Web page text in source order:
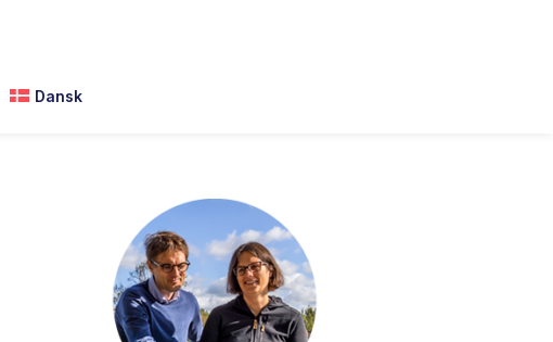
Dansk
Primary
Sidebar